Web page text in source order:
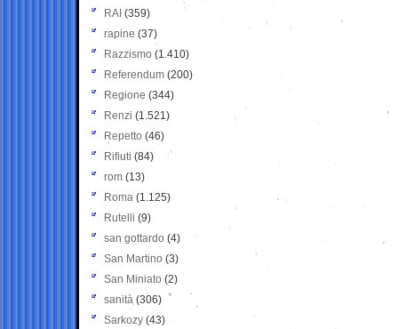
RAI (359)
rapine (37)
Razzismo (1.410)
Referendum (200)
Regione (344)
Renzi (1.521)
Repetto (46)
Rifiuti (84)
rom (13)
Roma (1.125)
Rutelli (9)
san gottardo (4)
San Martino (3)
San Miniato (2)
sanità (306)
Sarkozy (43)